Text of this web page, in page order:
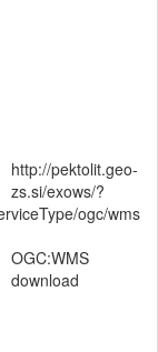
http://pektolit.geo-
zs.si/exows/?
ogc/wms
OGC:WMS
download